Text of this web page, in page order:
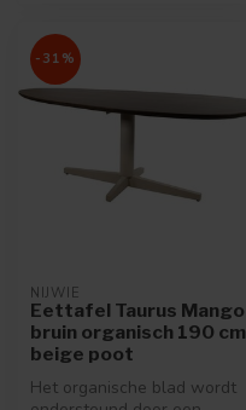
-31%
NIJWIE
Eettafel Taurus Mango
bruin organisch 190 cm
beige poot
Het organische blad wordt